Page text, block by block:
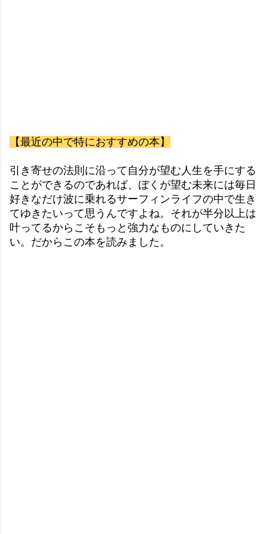
【最近の中で特におすすめの本】
引き寄せの法則に沿って自分が望む人生を手にする
ことができるのであれば、ぼくが望む未来には毎日
好きなだけ波に乗れるサーフィンライフの中で生き
てゆきたいって思うんですよね。それが半分以上は
叶ってるからこそもっと強力なものにしていきた
い。だからこの本を読みました。